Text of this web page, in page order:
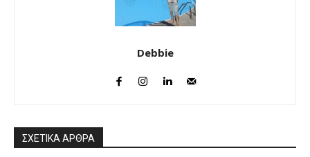
Debbie
ΣΧΕΤΙΚΑ ΑΡΘΡΑ